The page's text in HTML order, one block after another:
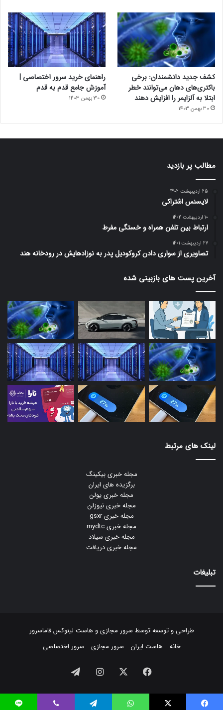
کشف جدید دانشمندان: برخی
باکتری‌های دهان می‌توانند خطر
ابتلا به آلزایمر را افزایش دهند
30 بهمن 1403
راهنمای خرید سرور اختصاصی |
آموزش جامع قدم به قدم
30 بهمن 1403
مطالب پر بازدید
25 اردیبهشت 1402
لایسنس اشتراکی
10 اردیبهشت 1402
ارتباط بین تلفن همراه و خستگی مفرط
27 اردیبهشت 1401
تصاویری از سواری دادن کروکودیل پدر به نوزادهایش در رودخانه هند
آخرین پست های بازبینی شده
لینک های مرتبط
مجله خبری بیکینگ
برگزیده های ایران
مجله خبری یولن
مجله خبری نیوزلن
مجله خبری gsxr
مجله خبری mydtc
مجله خبری سیلاد
مجله خبری دریافت
تبلیغات
طراحی و توسعه توسط سرور مجازیو هاست لینوکسفاماسرور
خانه
هاست ایران سرور مجازی سرور اختصاصی
فیسبوک ایکس اینستاگرام